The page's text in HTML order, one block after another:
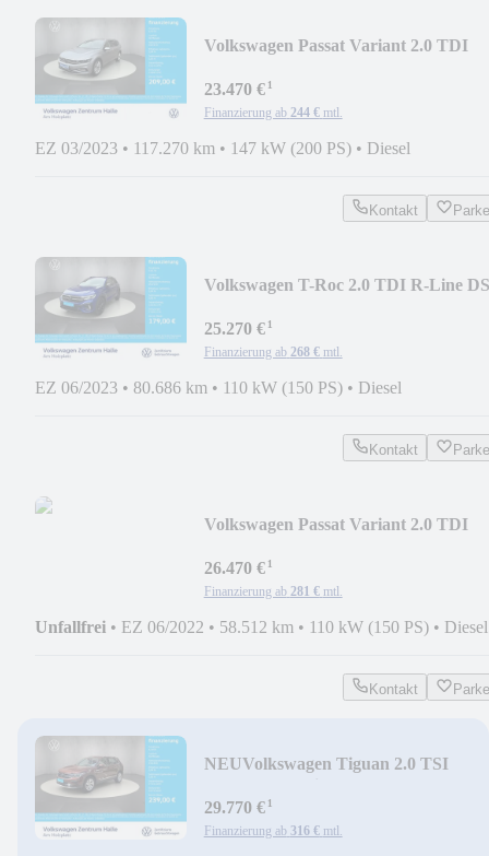
Volkswagen Passat Variant 2.0 TDI
23.470 €¹
Finanzierung ab 244 € mtl.
EZ 03/2023 • 117.270 km • 147 kW (200 PS) • Diesel
Kontakt
Volkswagen T-Roc 2.0 TDI R-Line
25.270 €¹
Finanzierung ab 268 € mtl.
EZ 06/2023 • 80.686 km • 110 kW (150 PS) • Diesel
Kontakt
Volkswagen Passat Variant 2.0 TDI
26.470 €¹
Finanzierung ab 281 € mtl.
Unfallfrei • EZ 06/2022 • 58.512 km • 110 kW (150 PS) • Diesel
Kontakt
NEUVolkswagen Tiguan 2.0 TSI
29.770 €¹
Finanzierung ab 316 € mtl.